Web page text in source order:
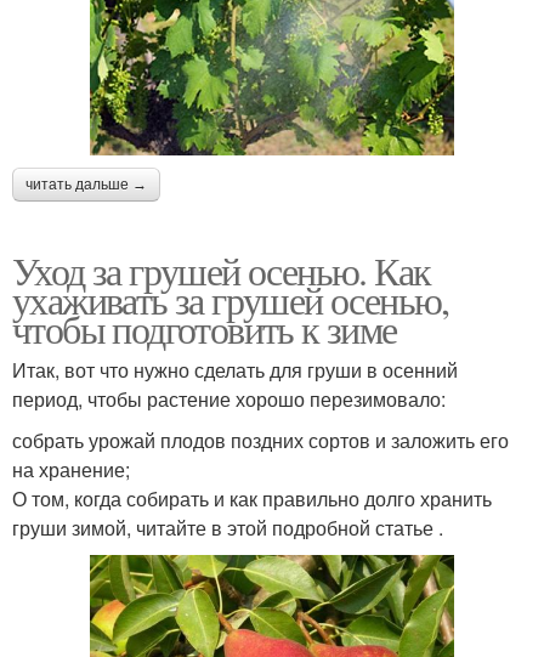
читать дальше →
Уход за грушей осенью. Как
ухаживать за грушей осенью,
чтобы подготовить к зиме
Итак, вот что нужно сделать для груши в осенний
период, чтобы растение хорошо перезимовало:
собрать урожай плодов поздних сортов и заложить его
на хранение;
О том, когда собирать и как правильно долго хранить
груши зимой, читайте в этой подробной статье .